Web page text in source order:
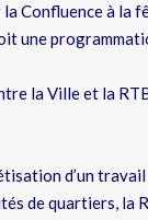
Confluence à la
une
la Ville et la
d’un
de quartiers, la